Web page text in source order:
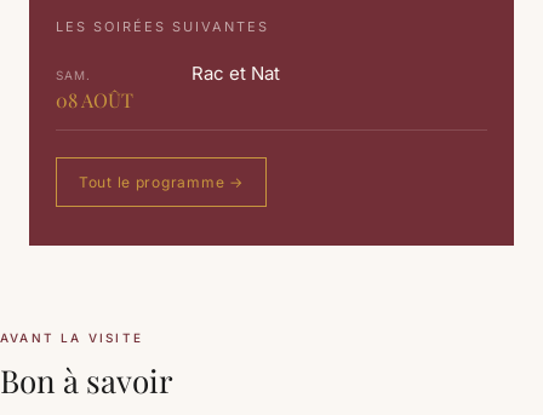
LES SOIRÉES SUIVANTES
SAM.
08AOÛT
Rac et Nat
Tout le programme →
AVANT LA VISITE
Bon à savoir